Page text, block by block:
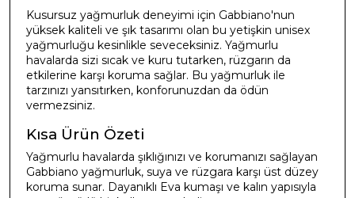
Kusursuz yağmurluk deneyimi için Gabbiano'nun
yüksek kaliteli ve şık tasarımı olan bu yetişkin unisex
yağmurluğu kesinlikle seveceksiniz. Yağmurlu
havalarda sizi sıcak ve kuru tutarken, rüzgarın da
etkilerine karşı koruma sağlar. Bu yağmurluk ile
tarzınızı yansıtırken, konforunuzdan da ödün
vermezsiniz.
Kısa Ürün Özeti
Yağmurlu havalarda şıklığınızı ve korumanızı sağlayan
Gabbiano yağmurluk, suya ve rüzgara karşı üst düzey
koruma sunar. Dayanıklı Eva kumaşı ve kalın yapısıyla